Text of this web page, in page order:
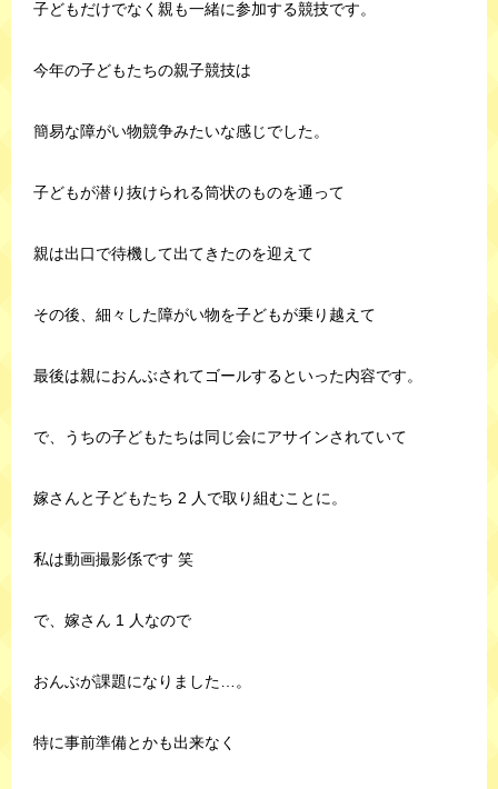
子どもだけでなく親も一緒に参加する競技です。
今年の子どもたちの親子競技は
簡易な障がい物競争みたいな感じでした。
子どもが潜り抜けられる筒状のものを通って
親は出口で待機して出てきたのを迎えて
その後、細々した障がい物を子どもが乗り越えて
最後は親におんぶされてゴールするといった内容です。
で、うちの子どもたちは同じ会にアサインされていて
嫁さんと子どもたち 2 人で取り組むことに。
私は動画撮影係です 笑
で、嫁さん 1 人なので
おんぶが課題になりました…。
特に事前準備とかも出来なく